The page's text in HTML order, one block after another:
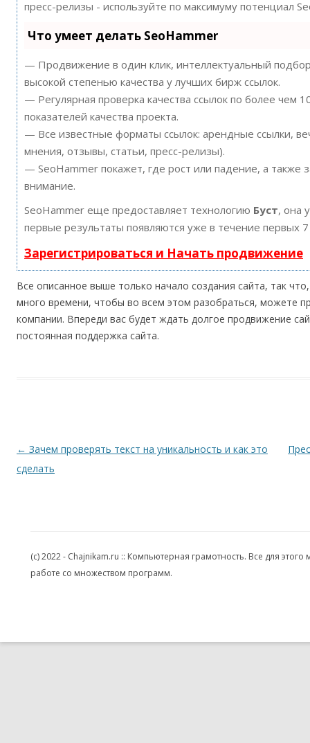
пресс-релизы - используйте по максимуму потенциал
Что умеет делать SeoHammer
— Продвижение в один клик, интеллектуальный
высокой степенью качества у лучших бирж ссылок.
— Регулярная проверка качества ссылок по более чем
показателей качества проекта.
— Все известные форматы ссылок: арендные ссылки,
мнения, отзывы, статьи, пресс-релизы).
— SeoHammer покажет, где рост или падение, а также
внимание.
SeoHammer еще предоставляет технологию Буст, она
первые результаты появляются уже в течение первых
Зарегистрироваться и Начать продвижение
Все описанное выше только начало создания сайта, так
много времени, чтобы во всем этом разобраться, можете
компании. Впереди вас будет ждать долгое продвижение
постоянная поддержка сайта.
Навигация по записям
← Зачем проверять текст на уникальность и как это
сделать
(c) 2022 - Chajnikam.ru :: Компьютерная грамотность. Все для
работе со множеством программ.